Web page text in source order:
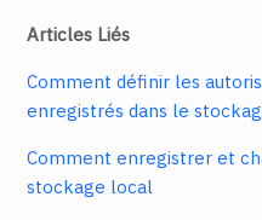
Articles Liés
Comment définir les
enregistrés dans le
Comment enregistrer et
stockage local